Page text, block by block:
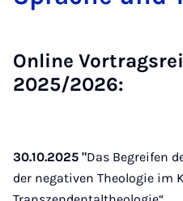
Online
2025/2026:
30.10.2025 "Das Begreifen
der negativen Theologie im